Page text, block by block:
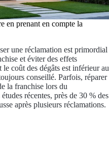
en prenant en compte la
une réclamation est primordial
et éviter des effets
coût des dégâts est inférieur au
conseillé. Parfois, réparer
la franchise lors du
récentes, près de 30 % des
après plusieurs réclamations.